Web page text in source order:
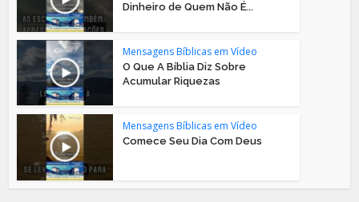
Dinheiro de Quem Não É...
Mensagens Bíblicas em Vídeo
O Que A Bíblia Diz Sobre
Acumular Riquezas
Mensagens Bíblicas em Vídeo
Comece Seu Dia Com Deus